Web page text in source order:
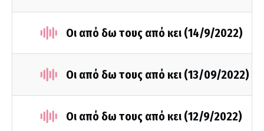
Οι από δω τους από κει (14/9/2022)
Οι από δω τους από κει (13/09/2022)
Οι από δω τους από κει (12/9/2022)